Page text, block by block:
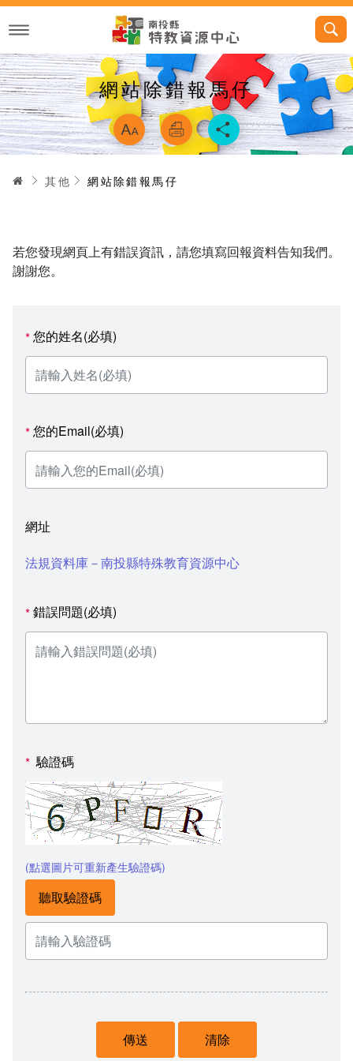
跳
主
內
容
網站除錯報馬仔 略過字型切換
首頁其他 網站除錯報馬仔
若您發現網頁上有錯誤資訊，請您填寫回報資料告知我們。
謝謝您。
*您的姓名(必填)
*您的Email(必填)
網址
法規資料庫－南投縣特殊教育資源中心
*錯誤問題(必填)
* 驗證碼
(點選圖片可重新產生驗證碼)
聽取驗證碼